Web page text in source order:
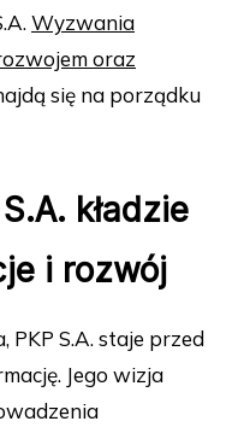
Wyzwania
oraz
się na porządku
kładzie
i rozwój
S.A. staje przed
Jego wizja